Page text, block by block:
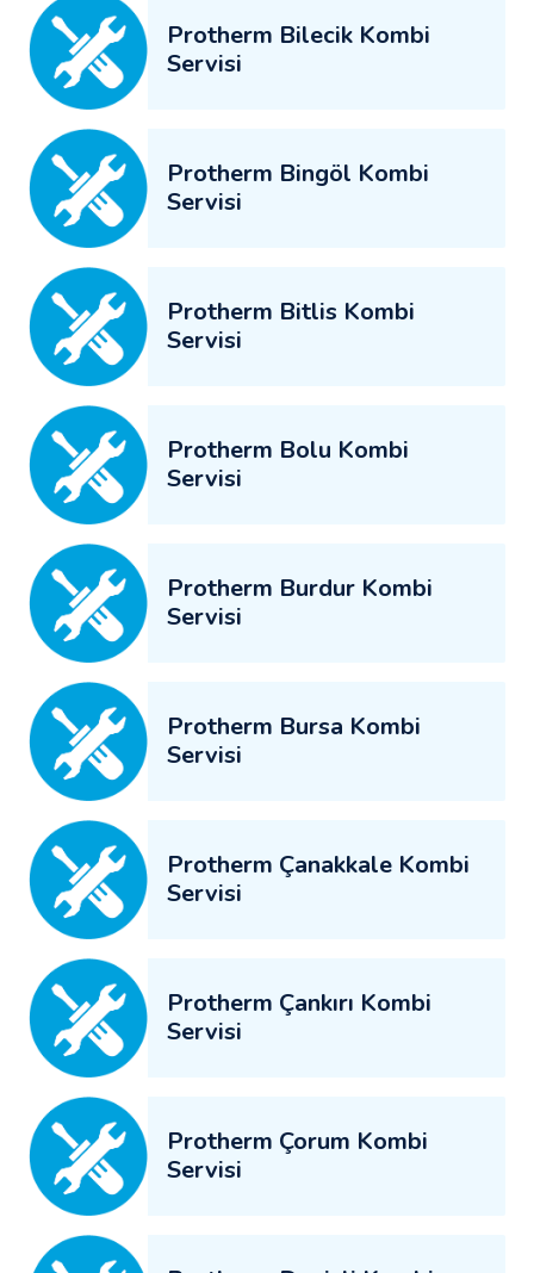
Protherm Bilecik Kombi
Servisi
Protherm Bingöl Kombi
Servisi
Protherm Bitlis Kombi
Servisi
Protherm Bolu Kombi
Servisi
Protherm Burdur Kombi
Servisi
Protherm Bursa Kombi
Servisi
Protherm Çanakkale Kombi
Servisi
Protherm Çankırı Kombi
Servisi
Protherm Çorum Kombi
Servisi